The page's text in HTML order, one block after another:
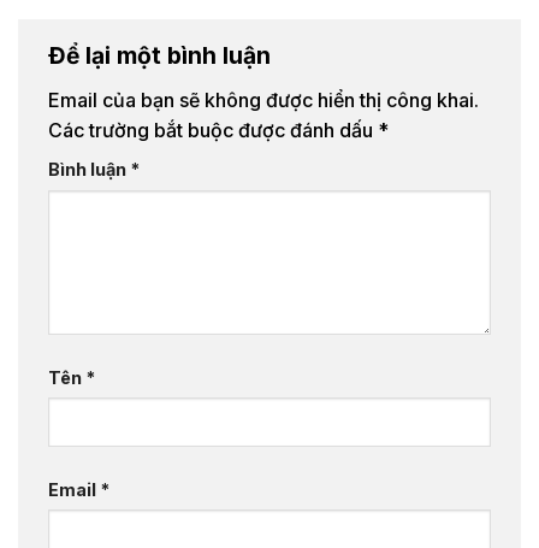
Để lại một bình luận
Email của bạn sẽ không được hiển thị công khai.
Các trường bắt buộc được đánh dấu *
Bình luận *
Tên *
Email *